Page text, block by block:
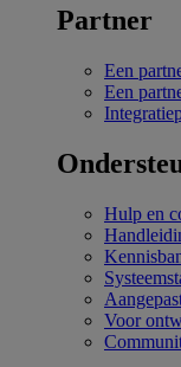
Partner
Een
Een
Hulp en
Voor